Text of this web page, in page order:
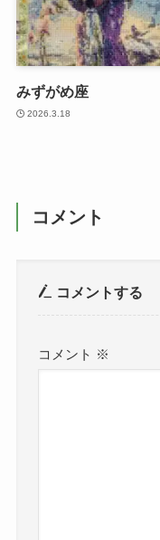
みずがめ座
2026.3.18
コメント
コメントする
コメント ※